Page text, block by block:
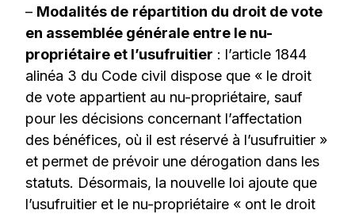
– Modalités de répartition du droit de vote
en assemblée générale entre le nu-
propriétaire et l’usufruitier : l’article 1844
alinéa 3 du Code civil dispose que « le droit
de vote appartient au nu-propriétaire, sauf
pour les décisions concernant l’affectation
des bénéfices, où il est réservé à l’usufruitier »
et permet de prévoir une dérogation dans les
statuts. Désormais, la nouvelle loi ajoute que
l’usufruitier et le nu-propriétaire « ont le droit